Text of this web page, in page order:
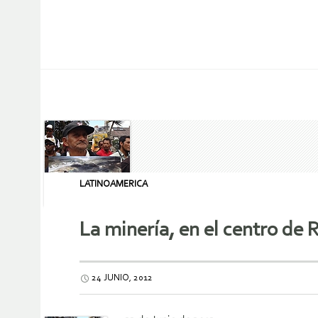
LATINOAMERICA
La minería, en el centro de
24 JUNIO, 2012